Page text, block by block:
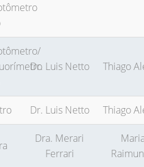
Dr. Luis Netto Thiago
Dr. Luis Netto Thiago
Dra. Merari
Ferrari